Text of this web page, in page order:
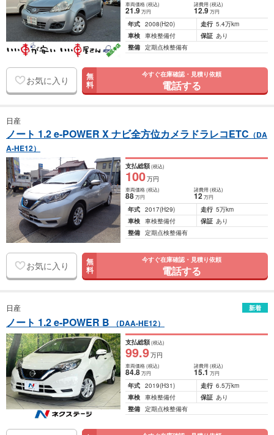
車両価格(税込)
21.9万円
諸費用 (税込)
12.9 万円
年式 2008(H20) 走行 5.4万km
車検 車検整備付 保証 あり
整備 定期点検整備有
お気に入り 無
料
今すぐ在庫確認・見積り依頼
電話する
日産
ノート 1.2 e-POWER X ナビ全方位カメラドラレコETC （DA
A-HE12）
支払総額(税込)
100万円
車両価格(税込)
88万円
諸費用 (税込)
12 万円
年式 2017(H29) 走行 5万km
車検 車検整備付 保証 あり
整備 定期点検整備有
お気に入り 無
料
今すぐ在庫確認・見積り依頼
電話する
日産 新着
ノート 1.2 e-POWER B （DAA-HE12）
支払総額(税込)
99.9万円
車両価格(税込)
84.8万円
諸費用 (税込)
15.1 万円
年式 2019(H31) 走行 6.5万km
車検 車検整備付 保証 あり
整備 定期点検整備有